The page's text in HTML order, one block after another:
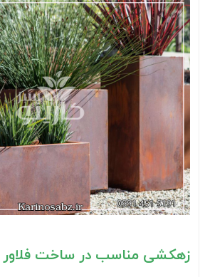
زهکشی مناسب در ساخت